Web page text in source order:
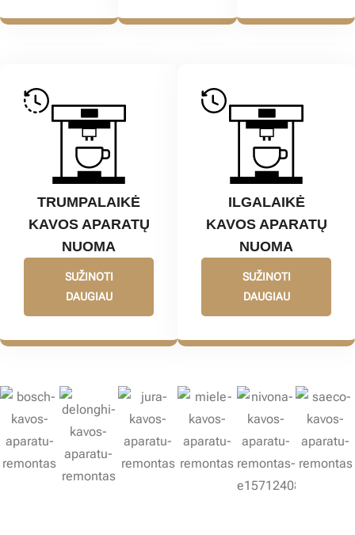
TRUMPALAIKĖ
KAVOS APARATŲ
NUOMA
SUŽINOTI
DAUGIAU
ILGALAIKĖ
KAVOS APARATŲ
NUOMA
SUŽINOTI
DAUGIAU